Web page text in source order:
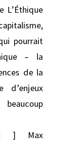
L’Éthique
pourrait
– la
de la
d’enjeux
| ] Max